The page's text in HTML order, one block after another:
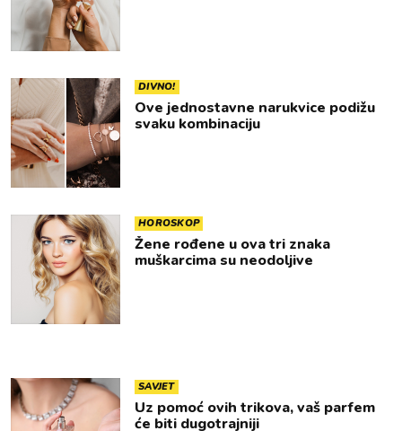
DIVNO!
Ove jednostavne narukvice podižu
svaku kombinaciju
HOROSKOP
Žene rođene u ova tri znaka
muškarcima su neodoljive
SAVJET
Uz pomoć ovih trikova, vaš parfem
će biti dugotrajniji